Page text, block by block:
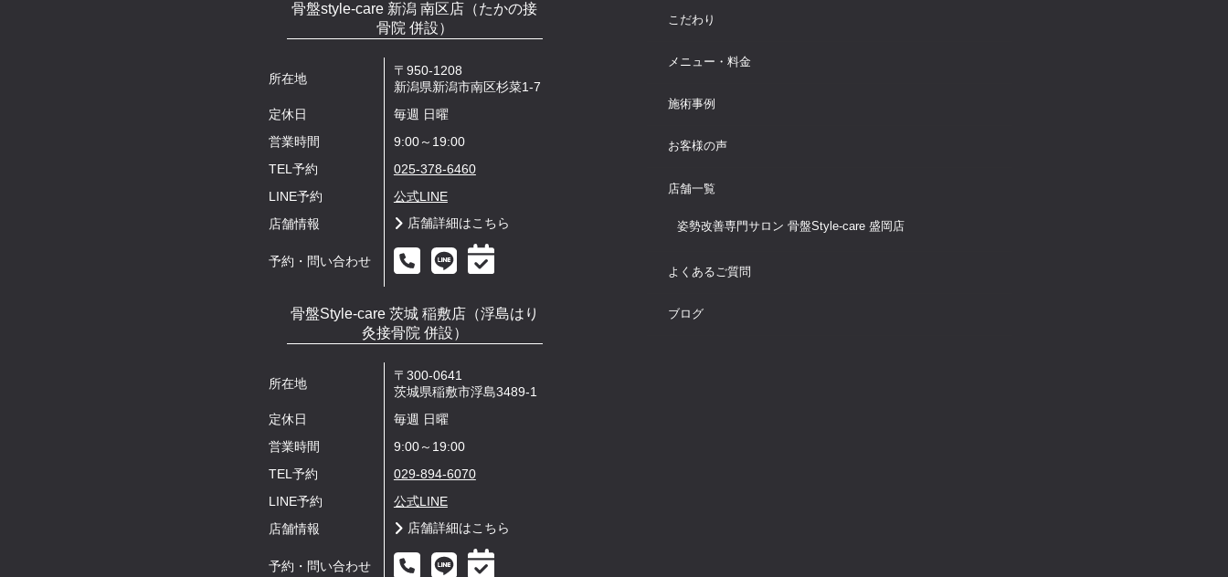
骨盤style-care 新潟 南区店（たかの接
骨院 併設）
所在地
〒950-1208
新潟県新潟市南区杉菜1-7
定休日
毎週 日曜
営業時間
9:00～19:00
TEL予約
025-378-6460
LINE予約
公式LINE
店舗情報
店舗詳細はこちら
予約・問い合わせ
骨盤Style-care 茨城 稲敷店（浮島はり
灸接骨院 併設）
所在地
〒300-0641
茨城県稲敷市浮島3489-1
定休日
毎週 日曜
営業時間
9:00～19:00
TEL予約
029-894-6070
LINE予約
公式LINE
店舗情報
店舗詳細はこちら
予約・問い合わせ
こだわり
メニュー・料金
施術事例
お客様の声
店舗一覧
姿勢改善専門サロン 骨盤Style-care 盛岡店
よくあるご質問
ブログ